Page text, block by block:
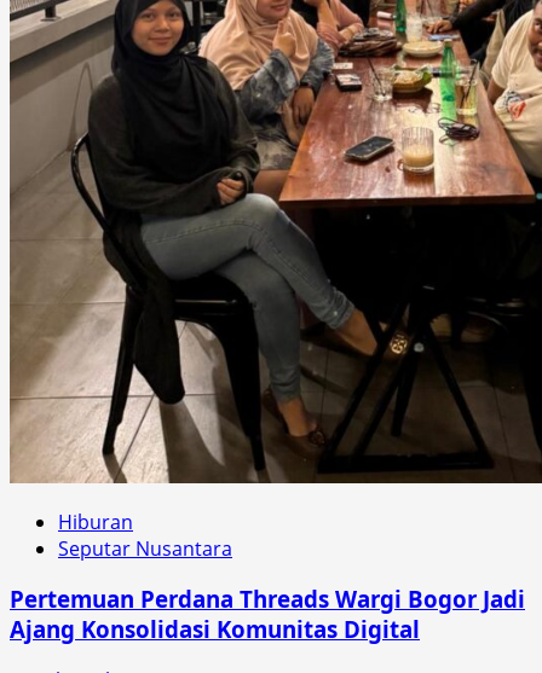
Hiburan
Seputar Nusantara
Pertemuan Perdana Threads Wargi Bogor Jadi
Ajang Konsolidasi Komunitas Digital